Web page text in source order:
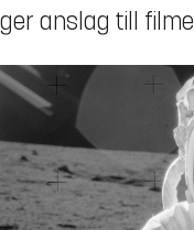
ger anslag till